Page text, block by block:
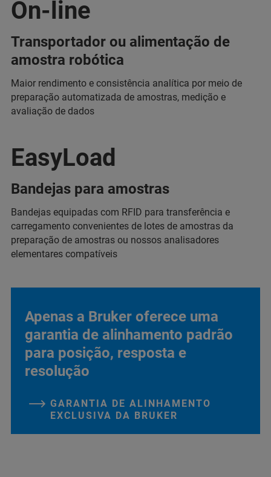
On-line
Transportador ou alimentação de
amostra robótica
Maior rendimento e consistência analítica por meio de
preparação automatizada de amostras, medição e
avaliação de dados
EasyLoad
Bandejas para amostras
Bandejas equipadas com RFID para transferência e
carregamento convenientes de lotes de amostras da
preparação de amostras ou nossos analisadores
elementares compatíveis
Apenas a Bruker oferece uma
garantia de alinhamento padrão
para posição, resposta e
resolução
GARANTIA DE ALINHAMENTO
EXCLUSIVA DA BRUKER